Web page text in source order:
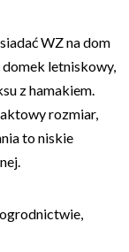
WZ na dom
letniskowy,
z hamakiem.
rozmiar,
to niskie